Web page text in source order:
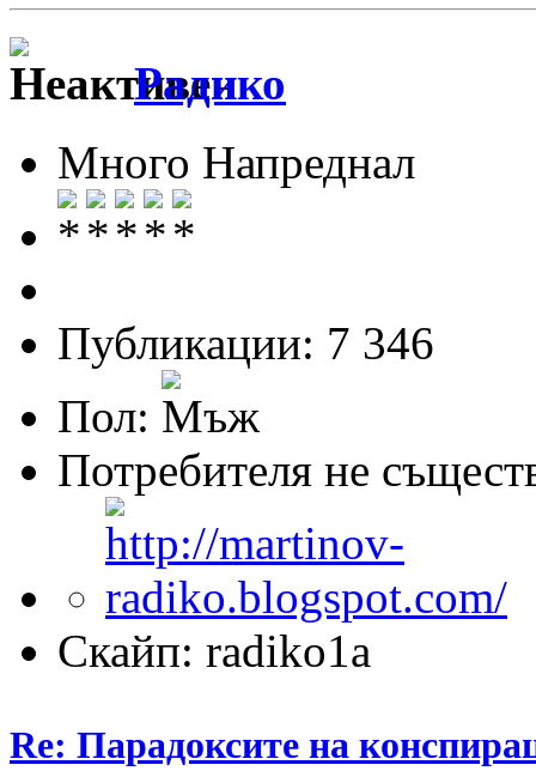
Радико
Много Напреднал
Публикации: 7 346
Пол:
Потребителя не
Скайп: radiko1a
Re: Парадоксите на